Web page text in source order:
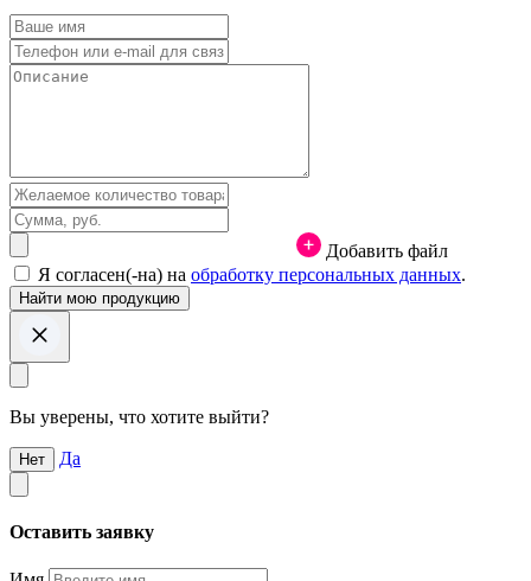
Добавить файл
Я согласен(-на) на обработку персональных данных.
Вы уверены, что хотите выйти?
Нет Да
Оставить заявку